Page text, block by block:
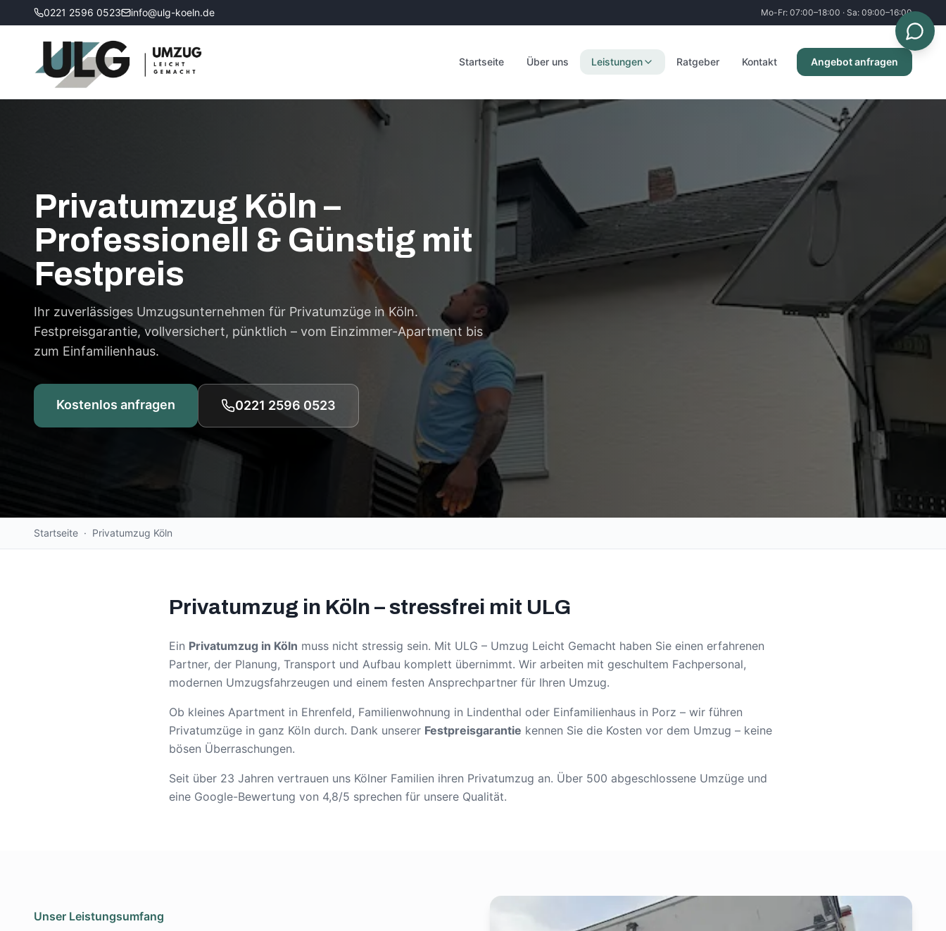
0221 2596 0523 info@ulg-koeln.de Mo-Fr: 07:00–18:00 · Sa: 09:00–16:00
Startseite Über uns Leistungen Ratgeber Kontakt Angebot anfragen
Privatumzug Köln –
Professionell & Günstig mit
Festpreis
Ihr zuverlässiges Umzugsunternehmen für Privatumzüge in Köln.
Festpreisgarantie, vollversichert, pünktlich – vom Einzimmer-Apartment bis
zum Einfamilienhaus.
Kostenlos anfragen 0221 2596 0523
Startseite · Privatumzug Köln
Privatumzug in Köln – stressfrei mit ULG
Ein Privatumzug in Köln muss nicht stressig sein. Mit ULG – Umzug Leicht Gemacht haben Sie einen erfahrenen
Partner, der Planung, Transport und Auf­bau komplett übernimmt. Wir arbeiten mit geschultem Fachpersonal,
modernen Umzugsfahrzeugen und einem festen Ansprechpartner für Ihren Umzug.
Ob kleines Apartment in Ehrenfeld, Familienwohnung in Lindenthal oder Einfamilienhaus in Porz – wir führen
Privatumzüge in ganz Köln durch. Dank unserer Festpreisgarantie kennen Sie die Kosten vor dem Umzug – keine
bösen Überraschungen.
Seit über 23 Jahren vertrauen uns Kölner Familien ihren Privatumzug an. Über 500 abgeschlossene Umzüge und
eine Google-Bewertung von 4,8/5 sprechen für unsere Qualität.
Unser Leistungsumfang